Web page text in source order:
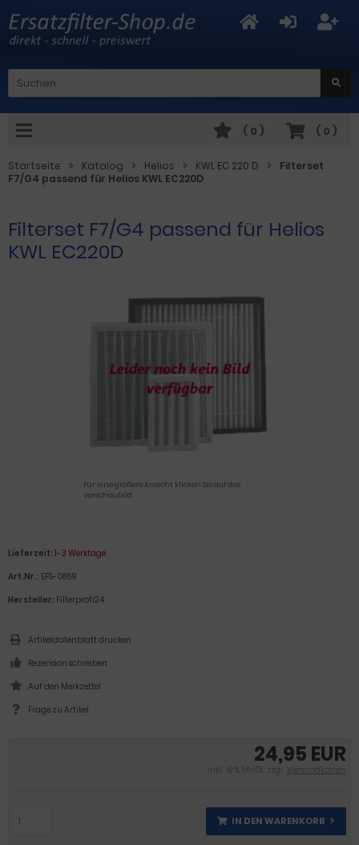
( 0 )
( 0 )
Startseite Katalog Helios KWL EC 220 D
Filterset
F7/G4 passend für Helios KWL EC220D
Filterset F7/G4 passend für Helios
KWL EC220D
Für eine größere Ansicht klicken Sie auf das
Vorschaubild
24,95 EUR
inkl. 19 % MwSt. zzgl. Versandkosten
IN DEN WARENKORB
Lieferzeit: 1-3 Werktage
Art.Nr.: EFS-0869
Hersteller: Filterprofi24
Artikeldatenblatt drucken
Rezension schreiben
Frage zu Artikel